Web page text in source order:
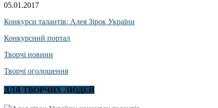
05.01.2017
Конкурси талантів: Алея Зірок України
Конкурсний портал
Творчі новини
Творчі оголошення
ДЛЯ ТВОРЧИХ ЛЮДЕЙ